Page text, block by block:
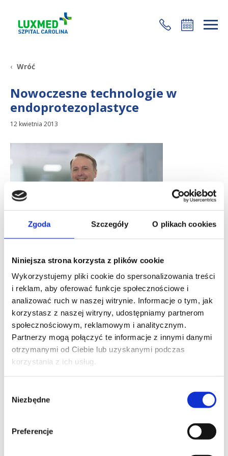
Zgoda Szczegóły O plikach cookies
Niniejsza strona korzysta z plików cookie
Wykorzystujemy pliki cookie do spersonalizowania treści
i reklam, aby oferować funkcje społecznościowe i
analizować ruch w naszej witrynie. Informacje o tym, jak
korzystasz z naszej witryny, udostępniamy partnerom
społecznościowym, reklamowym i analitycznym.
Partnerzy mogą połączyć te informacje z innymi danymi
otrzymanymi od Ciebie lub uzyskanymi podczas
korzystania z ich usług.
zgody
Niezbędne
Preferencje
+48 22 35 58 200
Wróć
Nowoczesne technologie w
endoprotezoplastyce
12 kwietnia 2013
W nadbałtyckich Rowach zakończyła się kolejna
odsłona Pomorskiej Wiosny Ortopedycznej.
Tegoroczne sympozjum zgromadziło lekarzy
ortopedów zainteresowanych problematyką
alloplastyki stawów. Do udziału w spotkaniu
zaproszeni zostali wykładowcy z renomowanych
ośrodków medycznych, w tym takżedr Jacek
Laskowski– specjalista II st. ortopedii i traumatologii,
związany z Carolina Medical Center.
Dr Laskowski podzielił się wiedzą zdobytą podczas 10
lat owocnych doświadczeń w kapoplastyce stawu
biodrowego metodą BHR (link do
Replacement). Przedstawił także kierunki rozwoju